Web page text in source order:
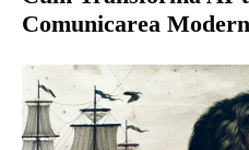
Comunicarea